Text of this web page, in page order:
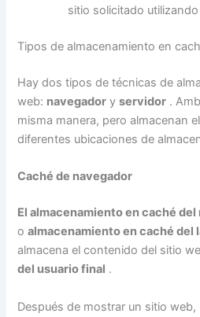
sitio solicitado
Tipos de almacenamiento en
Hay dos tipos de técnicas de
web: navegador yservidor .
misma manera, pero almacenan
diferentes ubicaciones de
Caché de navegador
El almacenamiento en caché
oalmacenamiento en caché del
almacena el contenido del sitio
del usuario final .
Después de mostrar un sitio